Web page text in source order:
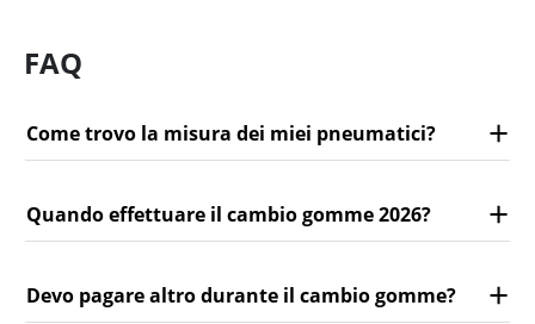
FAQ
Come trovo la misura dei miei pneumatici?
Quando effettuare il cambio gomme 2026?
Devo pagare altro durante il cambio gomme?